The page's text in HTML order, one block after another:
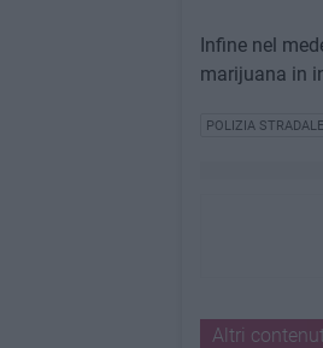
Infine nel
marijuana in
POLIZIA STRADALE
Altri